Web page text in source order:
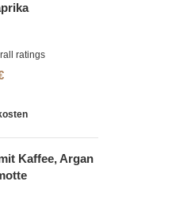
ratings
Kaffee, Argan